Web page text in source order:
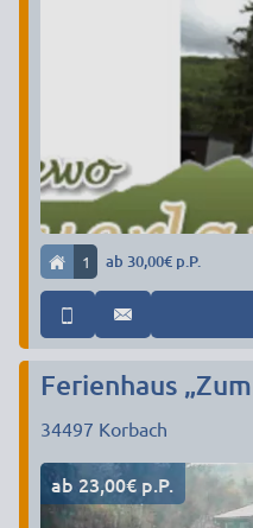
1 ab 30,00€ p.P.
34497 Korbach
ab 23,00€ p.P.